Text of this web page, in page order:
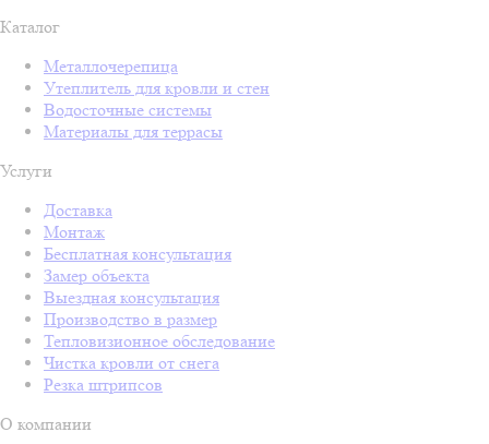
Каталог
Металлочерепица
Утеплитель для кровли и стен
Водосточные системы
Материалы для террасы
Услуги
Доставка
Монтаж
Бесплатная консультация
Замер объекта
Выездная консультация
Производство в размер
Тепловизионное обследование
Чистка кровли от снега
Резка штрипсов
О компании